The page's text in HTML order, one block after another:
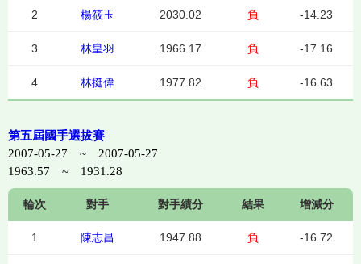
2 楊筱玉 2030.02 負 -14.23
3 林皇羽 1966.17 負 -17.16
4 林挺偉 1977.82 負 -16.63
第五屆國手選拔賽
2007-05-27 ~ 2007-05-27
1963.57 ~ 1931.28
輪次 對手 對手績分 結果 增減分
1 陳志昌 1947.88 負 -16.72